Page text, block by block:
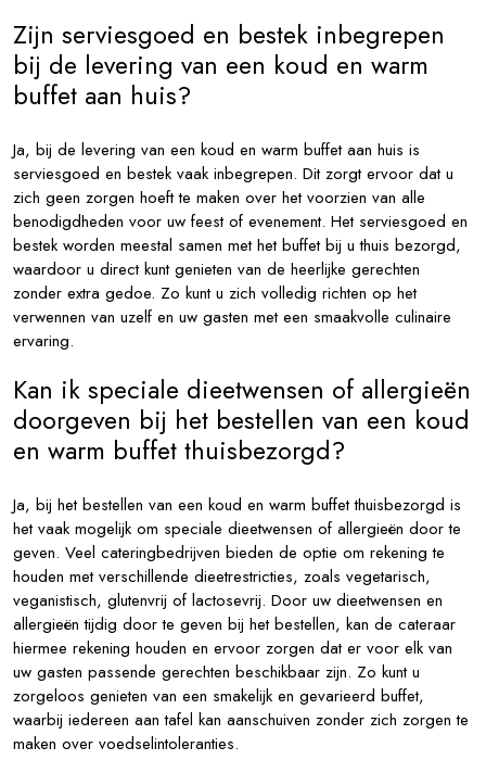
Zijn serviesgoed en bestek inbegrepen
bij de levering van een koud en warm
buffet aan huis?
Ja, bij de levering van een koud en warm buffet aan huis is
serviesgoed en bestek vaak inbegrepen. Dit zorgt ervoor dat u
zich geen zorgen hoeft te maken over het voorzien van alle
benodigdheden voor uw feest of evenement. Het serviesgoed en
bestek worden meestal samen met het buffet bij u thuis bezorgd,
waardoor u direct kunt genieten van de heerlijke gerechten
zonder extra gedoe. Zo kunt u zich volledig richten op het
verwennen van uzelf en uw gasten met een smaakvolle culinaire
ervaring.
Kan ik speciale dieetwensen of allergieën
doorgeven bij het bestellen van een koud
en warm buffet thuisbezorgd?
Ja, bij het bestellen van een koud en warm buffet thuisbezorgd is
het vaak mogelijk om speciale dieetwensen of allergieën door te
geven. Veel cateringbedrijven bieden de optie om rekening te
houden met verschillende dieetrestricties, zoals vegetarisch,
veganistisch, glutenvrij of lactosevrij. Door uw dieetwensen en
allergieën tijdig door te geven bij het bestellen, kan de cateraar
hiermee rekening houden en ervoor zorgen dat er voor elk van
uw gasten passende gerechten beschikbaar zijn. Zo kunt u
zorgeloos genieten van een smakelijk en gevarieerd buffet,
waarbij iedereen aan tafel kan aanschuiven zonder zich zorgen te
maken over voedselintoleranties.